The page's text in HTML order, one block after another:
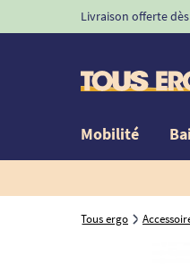
Livraison offerte dès
Mobilité
Tous ergo